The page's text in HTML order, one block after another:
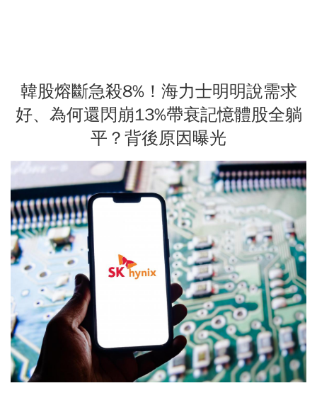
韓股熔斷急殺8%！海力士明明說需求
好、為何還閃崩13%帶衰記憶體股全躺
平？背後原因曝光